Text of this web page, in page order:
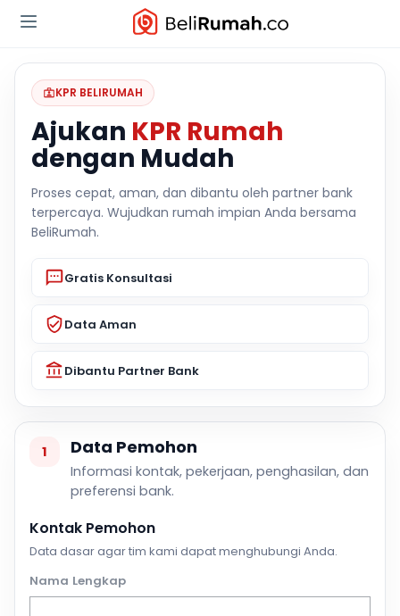
KPR BELIRUMAH
Ajukan KPR Rumah
dengan Mudah
Proses cepat, aman, dan dibantu oleh partner bank
terpercaya. Wujudkan rumah impian Anda bersama
BeliRumah.
Gratis Konsultasi
Data Aman
Dibantu Partner Bank
1 Data Pemohon
Informasi kontak, pekerjaan, penghasilan, dan
preferensi bank.
Kontak Pemohon
Data dasar agar tim kami dapat menghubungi Anda.
Nama Lengkap